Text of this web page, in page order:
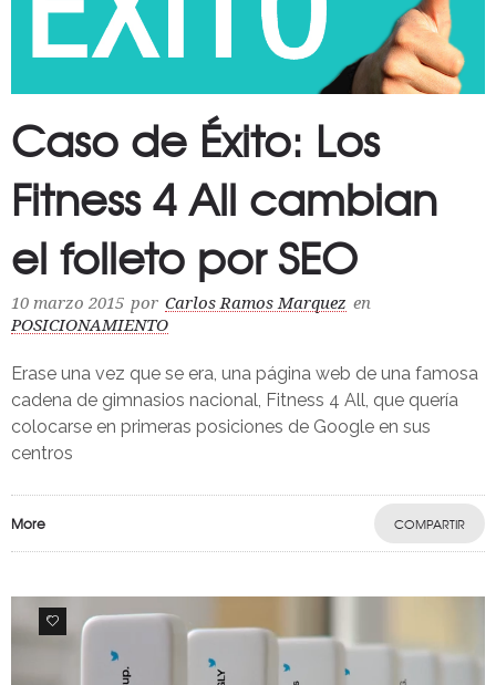
Caso de Éxito: Los
Fitness 4 All cambian
el folleto por SEO
10 marzo 2015 por Carlos Ramos Marquez en
POSICIONAMIENTO
Erase una vez que se era, una página web de una famosa
cadena de gimnasios nacional, Fitness 4 All, que quería
colocarse en primeras posiciones de Google en sus
centros
More COMPARTIR
0